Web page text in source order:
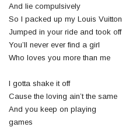
And lie compulsively
So I packed up my Louis Vuitton
Jumped in your ride and took off
You’ll never ever find a girl
Who loves you more than me
I gotta shake it off
Cause the loving ain’t the same
And you keep on playing
games